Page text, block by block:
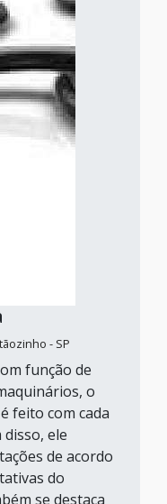
- SP
função de
o
feito com cada
disso, ele
de acordo
do
se destaca